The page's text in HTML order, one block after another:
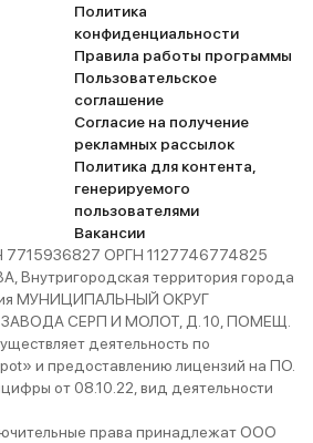
Политика
конфиденциальности
Правила работы программы
Пользовательское
соглашение
Согласие на получение
рекламных рассылок
Политика для контента,
генерируемого
пользователями
Вакансии
ОРГН 1127746774825
Внутригородская территория города
МУНИЦИПАЛЬНЫЙ ОКРУГ
СЕРП И МОЛОТ, Д. 10, ПОМЕЩ.
деятельность по
и предоставлению лицензий на ПО.
от 08.10.22, вид деятельности
права принадлежат ООО